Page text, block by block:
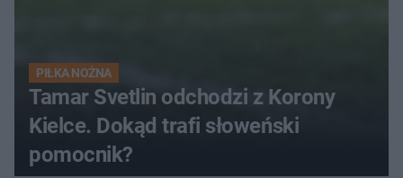
PIŁKA NOŻNA
Tamar Svetlin odchodzi z Korony
Kielce. Dokąd trafi słoweński
pomocnik?